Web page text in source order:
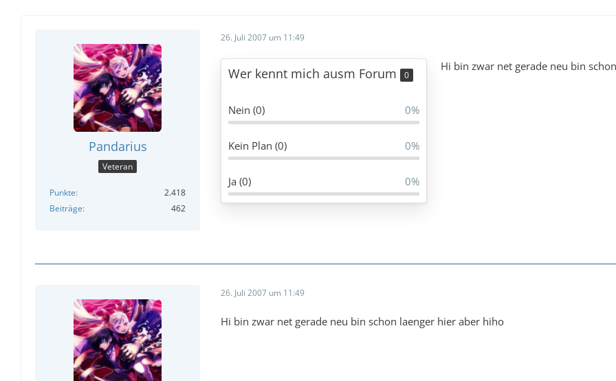
Pandarius
Veteran
Punkte
2.418
Beiträge
462
26. Juli 2007 um 11:49
Wer kennt mich ausm Forum 0
Nein (0) 0%
Kein Plan (0) 0%
Ja (0) 0%
Hi bin zwar net gerade neu bin
26. Juli 2007 um 11:49
Hi bin zwar net gerade neu bin schon laenger hier aber hiho